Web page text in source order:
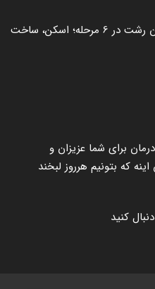
روکش ایمپلنت دندان رشت در 6 مرحله؛ اسکن، ساخت
و درمان برای شما عزیزان و
که بتونیم هرروز لبخند
کنید